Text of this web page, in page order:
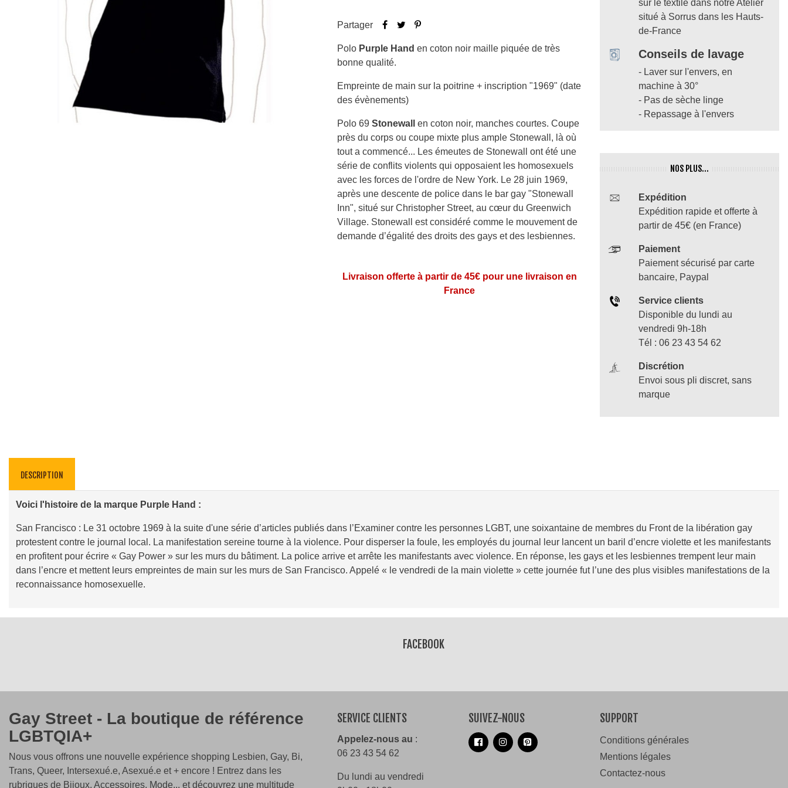
Partager
Polo Purple Hand en coton noir maille piquée de très
bonne qualité.
Empreinte de main sur la poitrine + inscription "1969" (date
des évènements)
Polo 69 Stonewall
en coton noir, manches courtes. Coupe
près du corps ou coupe mixte plus ample Stonewall, là où
tout a commencé... Les émeutes de Stonewall ont été une
série de conflits violents qui opposaient les homosexuels
avec les forces de l'ordre de New York. Le 28 juin 1969,
après une descente de police dans le bar gay "Stonewall
Inn", situé sur Christopher Street, au cœur du Greenwich
Village. Stonewall est considéré comme le mouvement de
demande d’égalité des droits des gays et des lesbiennes.
Livraison offerte à partir de 45€ pour une livraison en
France
sur le textile dans notre Atelier
situé à Sorrus dans les Hauts-
de-France
Conseils de lavage
- Laver sur l'envers, en
machine à 30°
- Pas de sèche linge
- Repassage à l'envers
NOS PLUS...
Expédition
Expédition rapide et offerte à
partir de 45€ (en France)
Paiement
Paiement sécurisé par carte
bancaire, Paypal
Service clients
Disponible du lundi au
vendredi 9h-18h
Tél : 06 23 43 54 62
Discrétion
Envoi sous pli discret, sans
marque
DESCRIPTION
Voici l'histoire de la marque Purple Hand :
San Francisco : Le 31 octobre 1969 à la suite d'une série d’articles publiés dans l’Examiner contre les personnes LGBT, une soixantaine de membres du Front de la libération gay
protestent contre le journal local. La manifestation sereine tourne à la violence. Pour disperser la foule, les employés du journal leur lancent un baril d’encre violette et les manifestants
en profitent pour écrire « Gay Power » sur les murs du bâtiment. La police arrive et arrête les manifestants avec violence. En réponse, les gays et les lesbiennes trempent leur main
dans l’encre et mettent leurs empreintes de main sur les murs de San Francisco. Appelé « le vendredi de la main violette » cette journée fut l’une des plus visibles manifestations de la
reconnaissance homosexuelle.
Lire la suite
FACEBOOK
Gay Street - La boutique de référence
LGBTQIA+
Nous vous offrons une nouvelle expérience shopping Lesbien, Gay, Bi,
Trans, Queer, Intersexué.e, Asexué.e et + encore ! Entrez dans les
rubriques de Bijoux, Accessoires, Mode... et découvrez une multitude
SERVICE CLIENTS
Appelez-nous au :
06 23 43 54 62
Du lundi au vendredi
SUIVEZ-NOUS SUPPORT
Conditions générales
Mentions légales
Contactez-nous